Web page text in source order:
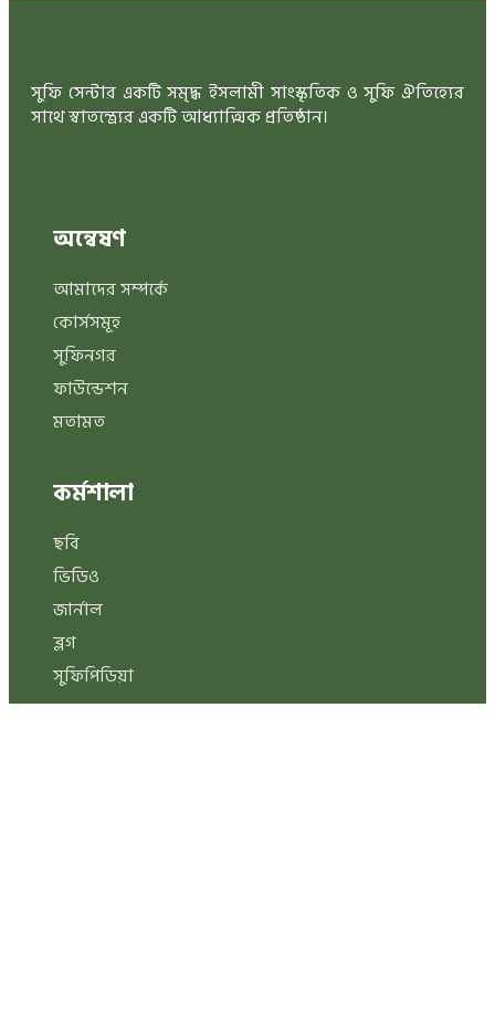
সুফি সেন্টার একটি সমৃদ্ধ ইসলামী সাংস্কৃতিক ও সুফি ঐতিহ্যের
সাথে স্বাতন্ত্র্যের একটি আধ্যাত্মিক প্রতিষ্ঠান।
অন্বেষণ
আমাদের সম্পর্কে
কোর্সসমূহ
সুফিনগর
ফাউন্ডেশন
মতামত
কর্মশালা
ছবি
ভিডিও
জার্নাল
ব্লগ
সুফিপিডিয়া